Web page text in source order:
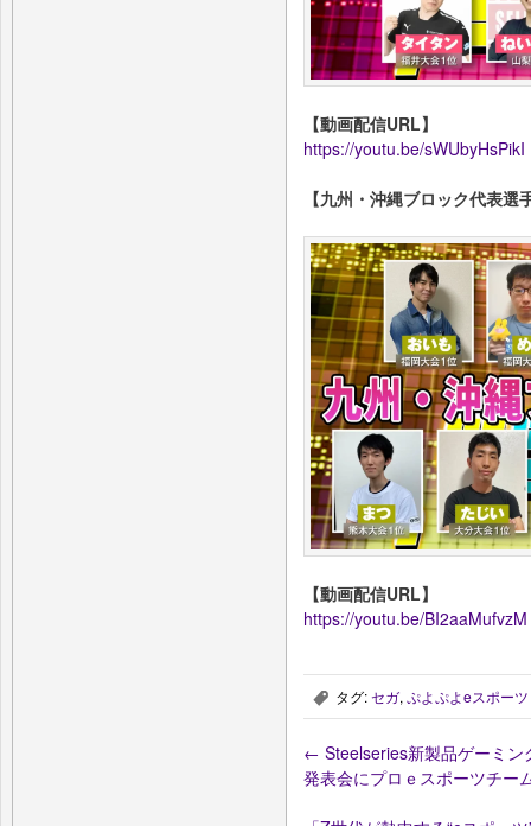
【動画配信URL】
https://youtu.be/sWUbyHsPikI
【九州・沖縄ブロック代表選
【動画配信URL】
https://youtu.be/BI2aaMufvzM
, タグ:セガ, ぷよぷよeスポーツ
← Steelseries新製品ゲーミ
発表会にプロｅスポーツチー